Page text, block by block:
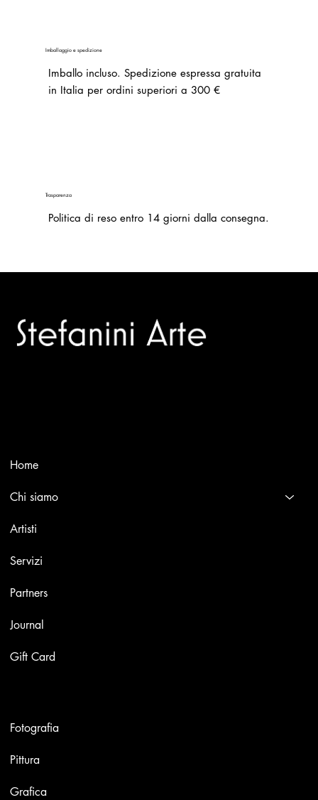
Imballaggio e spedizione
Imballo incluso. Spedizione espressa gratuita
in Italia per ordini superiori a 300 €
Trasparenza
Politica di reso entro 14 giorni dalla consegna.
Home
Chi siamo
Artisti
Servizi
Partners
Journal
Gift Card
Fotografia
Pittura
Grafica